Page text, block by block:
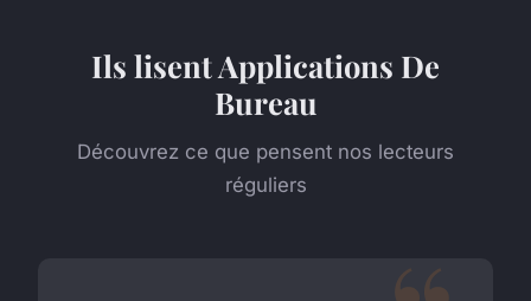
Ils lisent Applications De
Bureau
Découvrez ce que pensent nos lecteurs
réguliers